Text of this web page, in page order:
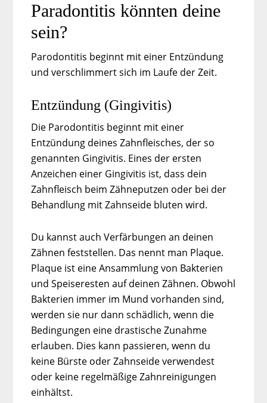
Paradontitis könnten deine
sein?
Parodontitis beginnt mit einer Entzündung
und verschlimmert sich im Laufe der Zeit.
Entzündung (Gingivitis)
Die Parodontitis beginnt mit einer
Entzündung deines Zahnfleisches, der so
genannten Gingivitis. Eines der ersten
Anzeichen einer Gingivitis ist, dass dein
Zahnfleisch beim Zähneputzen oder bei der
Behandlung mit Zahnseide bluten wird.
Du kannst auch Verfärbungen an deinen
Zähnen feststellen. Das nennt man Plaque.
Plaque ist eine Ansammlung von Bakterien
und Speiseresten auf deinen Zähnen. Obwohl
Bakterien immer im Mund vorhanden sind,
werden sie nur dann schädlich, wenn die
Bedingungen eine drastische Zunahme
erlauben. Dies kann passieren, wenn du
keine Bürste oder Zahnseide verwendest
oder keine regelmäßige Zahnreinigungen
einhältst.